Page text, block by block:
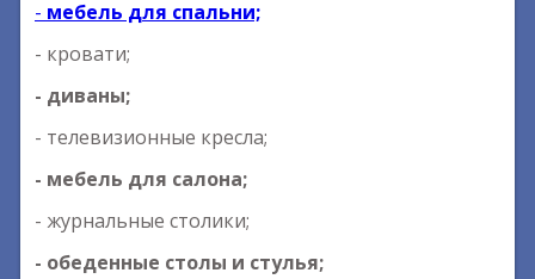
- мебель для спальни;
- кровати;
- диваны;
- телевизионные кресла;
- мебель для салона;
- журнальные столики;
- обеденные столы и стулья;